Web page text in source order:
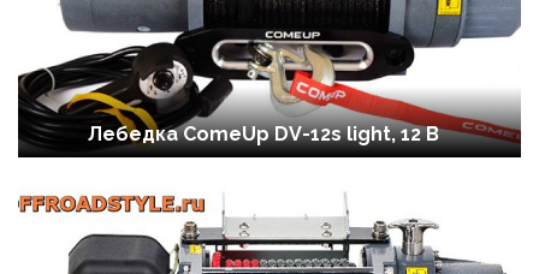
Лебедка ComeUp DV-12s light, 12 В